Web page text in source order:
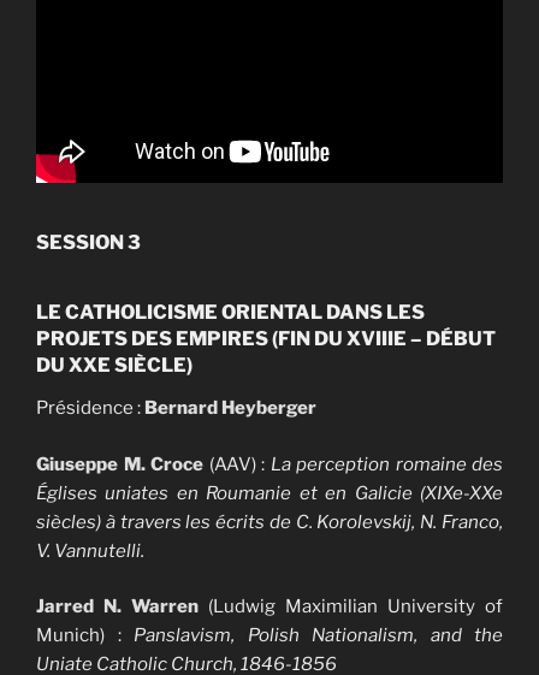
SESSION 3
LE CATHOLICISME ORIENTAL DANS LES
PROJETS DES EMPIRES (FIN DU XVIIIE – DÉBUT
DU XXE SIÈCLE)
Présidence : Bernard Heyberger
Giuseppe M. Croce (AAV) : La perception romaine des
Églises uniates en Roumanie et en Galicie (XIXe-XXe
siècles) à travers les écrits de C. Korolevskij, N. Franco,
V. Vannutelli.
Jarred N. Warren (Ludwig Maximilian University of
Munich) : Panslavism, Polish Nationalism, and the
Uniate Catholic Church, 1846-1856